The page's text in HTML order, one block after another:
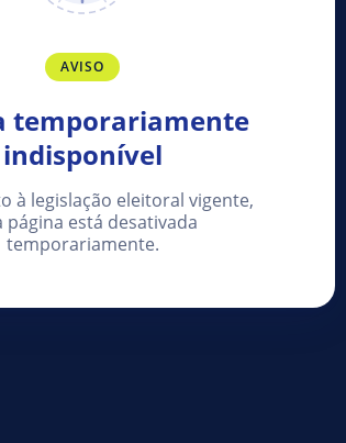
AVISO
temporariamente
indisponível
à legislação eleitoral vigente,
página está desativada
temporariamente.